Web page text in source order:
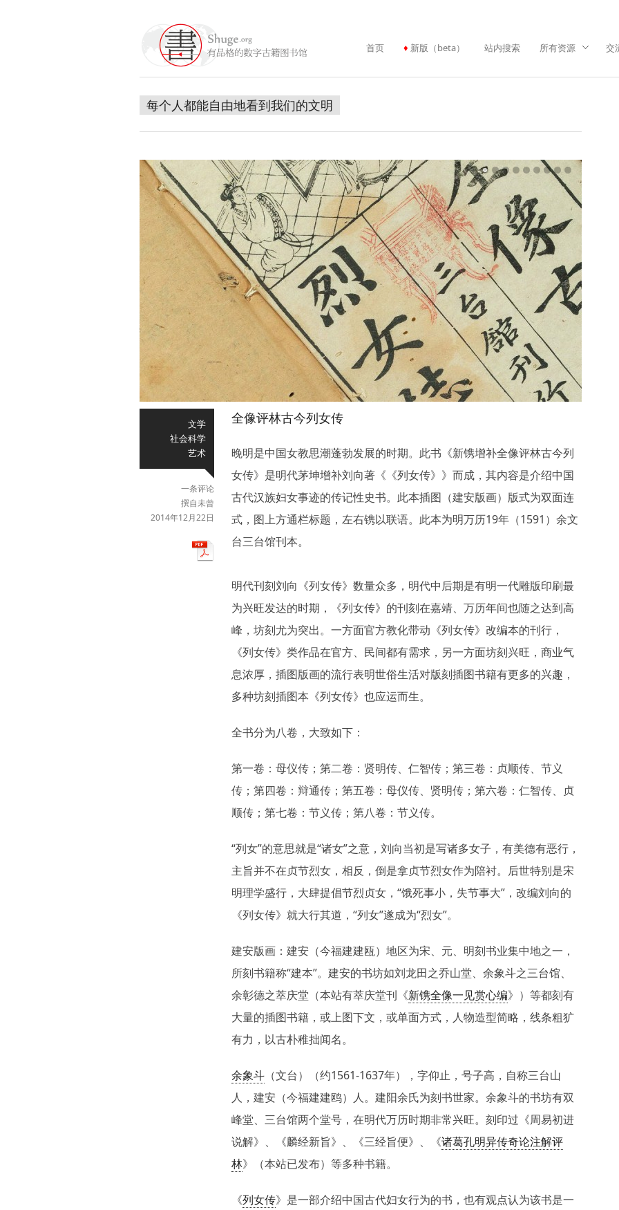
首页 新版（beta） 站内搜索 所有资源 交
每个人都能自由地看到我们的文明
文学
社会科学
艺术
一条评论
撰自未曾
2014年12月22日
全像评林古今列女传
晚明是中国女教思潮蓬勃发展的时期。此书《新镌增补全像评林古今列
女传》是明代茅坤增补刘向著《《列女传》》而成，其内容是介绍中国
古代汉族妇女事迹的传记性史书。此本插图（建安版画）版式为双面连
式，图上方通栏标题，左右镌以联语。此本为明万历19年（1591）余文
台三台馆刊本。
明代刊刻刘向《列女传》数量众多，明代中后期是有明一代雕版印刷最
为兴旺发达的时期，《列女传》的刊刻在嘉靖、万历年间也随之达到高
峰，坊刻尤为突出。一方面官方教化带动《列女传》改编本的刊行，
《列女传》类作品在官方、民间都有需求，另一方面坊刻兴旺，商业气
息浓厚，插图版画的流行表明世俗生活对版刻插图书籍有更多的兴趣，
多种坊刻插图本《列女传》也应运而生。
全书分为八卷，大致如下：
第一卷：母仪传；第二卷：贤明传、仁智传；第三卷：贞顺传、节义
传；第四卷：辩通传；第五卷：母仪传、贤明传；第六卷：仁智传、贞
顺传；第七卷：节义传；第八卷：节义传。
“列女”的意思就是“诸女”之意，刘向当初是写诸多女子，有美德有恶行，
主旨并不在贞节烈女，相反，倒是拿贞节烈女作为陪衬。后世特别是宋
明理学盛行，大肆提倡节烈贞女，“饿死事小，失节事大”，改编刘向的
《列女传》就大行其道，“列女”遂成为“烈女”。
建安版画：建安（今福建建瓯）地区为宋、元、明刻书业集中地之一，
所刻书籍称“建本”。建安的书坊如刘龙田之乔山堂、余象斗之三台馆、
余彰德之萃庆堂（本站有萃庆堂刊《新镌全像一见赏心编》）等都刻有
大量的插图书籍，或上图下文，或单面方式，人物造型简略，线条粗犷
有力，以古朴稚拙闻名。
余象斗 （文台）（约1561-1637年），字仰止，号子高，自称三台山
人，建安（今福建建鸥）人。建阳余氏为刻书世家。余象斗的书坊有双
峰堂、三台馆两个堂号，在明代万历时期非常兴旺。刻印过《周易初进
说解》、《麟经新旨》、《三经旨便》、《诸葛孔明异传奇论注解评
林》（本站已发布）等多种书籍。
《列女传》是一部介绍中国古代妇女行为的书，也有观点认为该书是一